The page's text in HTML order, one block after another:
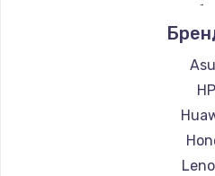
Ремонт
Ремонт
Ремонт
Ремонт
Ремонт
Ремонт
Ремонт
HP